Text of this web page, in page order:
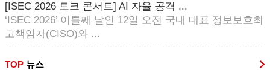
[ISEC 2026 토크 콘서트] AI 자율 공격 ...
‘ISEC 2026’ 이틀째 날인 12일 오전 국내 대표 정보보호최
고책임자(CISO)와 ...
TOP 뉴스